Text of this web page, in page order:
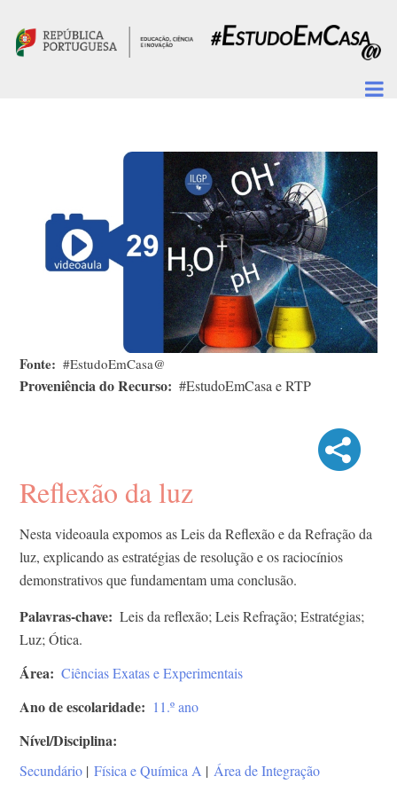
Fonte #EstudoEmCasa@
Proveniência do Recurso #EstudoEmCasa e RTP
Reflexão da luz
Nesta videoaula expomos as Leis da Reflexão e da Refração da
luz, explicando as estratégias de resolução e os raciocínios
demonstrativos que fundamentam uma conclusão.
Palavras-chave
Leis da reflexão; Leis Refração; Estratégias;
Luz; Ótica.
Área Ciências Exatas e Experimentais
Ano de escolaridade 11.º ano
Nível/Disciplina
Secundário | Física e Química A | Área de Integração